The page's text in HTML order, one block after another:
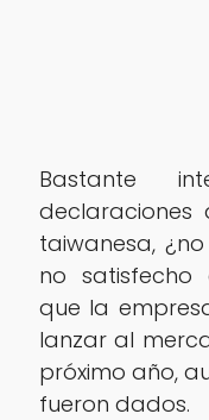
Bastante
taiwanesa,
no satisfecho
que la
lanzar al
próximo año,
fueron dados.